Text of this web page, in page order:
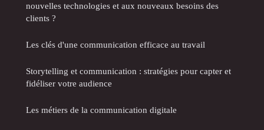
nouvelles technologies et aux nouveaux besoins des
clients ?
Les clés d'une communication efficace au travail
Storytelling et communication : stratégies pour capter et
fidéliser votre audience
Les métiers de la communication digitale